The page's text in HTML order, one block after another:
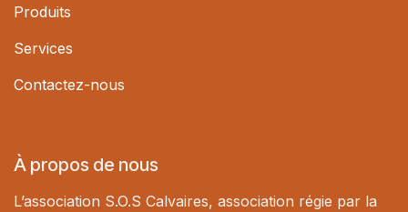
Produits
Services
Contactez-nous
À propos de nous
L’association S.O.S Calvaires, association régie par la